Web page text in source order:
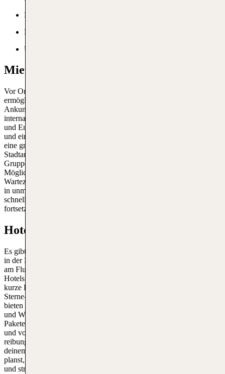
Barrierefreies Parken
Ladestationen für Elektroautos
Überdachtes Parken
Mietwagen am Airport Lanzarote
Vor Ort gibt es eine breite Palette an Autovermietern, die dir
ermöglichen, die Insel bequem und flexibel zu erkunden. In der
Ankunftshalle des Flughafens findest du Schalter von bekannten
internationalen Autovermietungen wie Hertz, Avis, Europcar, Sixt
und Enterprise, sowie lokalen Anbietern, die oft attraktive Angebote
und eine persönliche Betreuung bieten. Diese Unternehmen haben
eine große Auswahl an Fahrzeugen, von kleinen, sparsamen
Stadtautos bis hin zu luxuriösen SUVs und Vans für größere
Gruppen. Der Buchungsprozess ist unkompliziert und du hast die
Möglichkeit, dein Fahrzeug im Voraus online zu reservieren, um
Wartezeiten zu minimieren. Die Mietwagenstationen befinden sich
in unmittelbarer Nähe der Terminals, sodass du nach der Landung
schnell und problemlos dein Auto übernehmen und deine Reise
fortsetzen kannst.
Hotels am Flughafen Lanzarote
Es gibt eine Reihe von Unterkunftsmöglichkeiten für Reisende, die
in der Nähe des Flughafens übernachten möchten. Obwohl direkt
am Flughafen selbst keine Hotels vorhanden sind, gibt es zahlreiche
Hotels und Resorts in der unmittelbaren Umgebung, die nur eine
kurze Fahrt entfernt liegen. Diese Hotels reichen von luxuriösen 5-
Sterne-Resorts bis hin zu komfortablen Budget-Unterkünften und
bieten eine Vielzahl von Annehmlichkeiten wie Pools, Restaurants
und Wellnessbereiche. Viele dieser Hotels bieten auch spezielle
Pakete für Kurzzeitaufenthalte und kostenlose Shuttleservices zum
und vom Flughafen Arrecife an, um den Transfer für die Gäste so
reibungslos wie möglich zu gestalten. Ob du nur eine Nacht vor
deinem Flug überbrücken musst oder einen längeren Aufenthalt
planst, die Hotellerie in der Umgebung sorgt für einen angenehmen
und stressfreien Aufenthalt.